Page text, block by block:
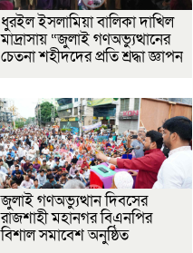
ধুরইল ইসলামিয়া বালিকা দাখিল
মাদ্রাসায় “জুলাই গণঅভ্যুত্থানের
চেতনা শহীদদের প্রতি শ্রদ্ধা জ্ঞাপন
জুলাই গণঅভ্যুত্থান দিবসের
রাজশাহী মহানগর বিএনপির
বিশাল সমাবেশ অনুষ্ঠিত